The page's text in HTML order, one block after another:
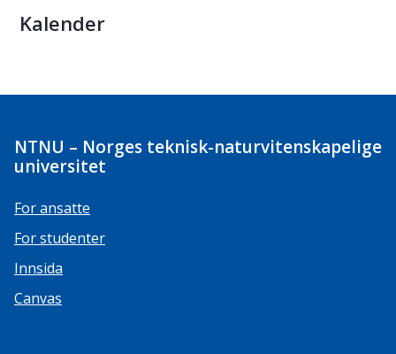
Kalender
NTNU – Norges teknisk-naturvitenskapelige
universitet
For ansatte
For studenter
Innsida
Canvas